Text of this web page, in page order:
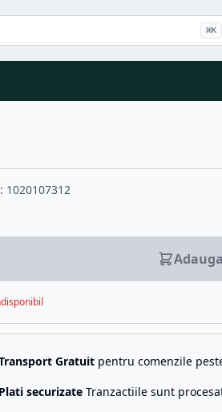
⌘K
1020107312
Gratuit pentru comenzile
Plati securizate Tranzactiile sunt